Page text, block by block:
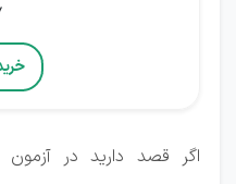
اگر قصد دارید در